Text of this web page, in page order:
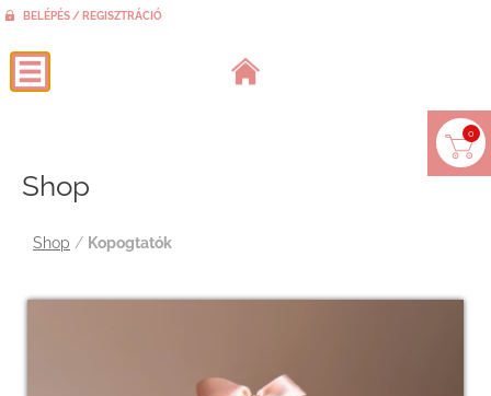
BELÉPÉS / REGISZTRÁCIÓ
0
Shop
Shop / Kopogtatók